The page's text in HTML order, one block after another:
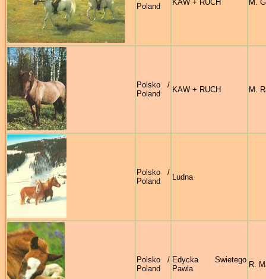
Poland
KAW + RUCH M.
Polsko /
Poland
KAW + RUCH M.
Polsko /
Poland
Ludna
Polsko /
Poland
Edycka Swietego
Pawla
R.